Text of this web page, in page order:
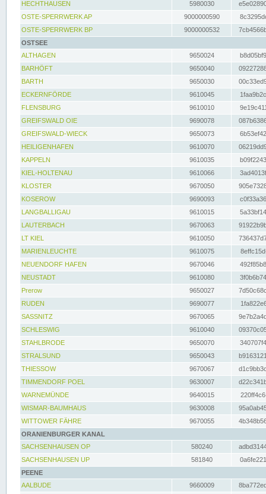
HECHTHAUSEN
5980030
OSTE-SPERRWERK AP
9000000590
OSTE-SPERRWERK BP
9000000532
OSTSEE
ALTHAGEN
9650024
BARHÖFT
9650040
BARTH
9650030
ECKERNFÖRDE
9610045
FLENSBURG
9610010
GREIFSWALD OIE
9690078
GREIFSWALD-WIECK
9650073
HEILIGENHAFEN
9610070
KAPPELN
9610035
KIEL-HOLTENAU
9610066
KLOSTER
9670050
KOSEROW
9690093
LANGBALLIGAU
9610015
LAUTERBACH
9670063
LT KIEL
9610050
MARIENLEUCHTE
9610075
NEUENDORF HAFEN
9670046
NEUSTADT
9610080
Prerow
9650027
RUDEN
9690077
SASSNITZ
9670065
SCHLESWIG
9610040
STAHLBRODE
9650070
STRALSUND
9650043
THIESSOW
9670067
TIMMENDORF POEL
9630007
WARNEMÜNDE
9640015
WISMAR-BAUMHAUS
9630008
WITTOWER FÄHRE
9670055
ORANIENBURGER KANAL
SACHSENHAUSEN OP
580240
SACHSENHAUSEN UP
581840
PEENE
AALBUDE
9660009